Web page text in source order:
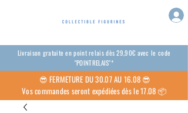
Livraison gratuite en point relais dès 29,90€ avec le code
"POINTRELAIS"*
😎FERMETURE DU 30.07 AU 16.08 😎
Vos commandes seront expédiées dès le 17.08 📦